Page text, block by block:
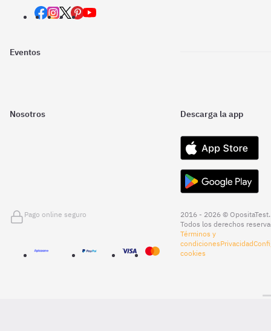
Eventos
Nosotros Descarga la app
Pago online seguro
2016 - 2026 © OpositaTest.
Todos los derechos
Términos y
condicionesPrivacidad
cookies